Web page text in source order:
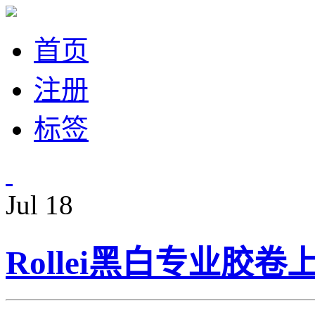
首页
注册
标签
Jul 18
Rollei黑白专业胶卷